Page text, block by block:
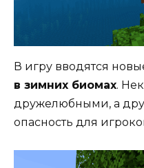
В игру вводятся
в зимних биомах.
дружелюбными, а
опасность для